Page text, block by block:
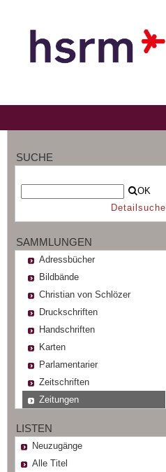
SUCHE
OK
Detailsuche
SAMMLUNGEN
Adressbücher
Bildbände
Christian von Schlözer
Druckschriften
Handschriften
Karten
Parlamentarier
Zeitschriften
Zeitungen
LISTEN
Neuzugänge
Alle Titel